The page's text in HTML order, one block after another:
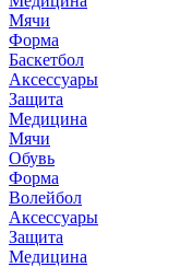
Мячи
Форма
Баскетбол
Аксессуары
Защита
Медицина
Мячи
Обувь
Форма
Волейбол
Аксессуары
Защита
Медицина